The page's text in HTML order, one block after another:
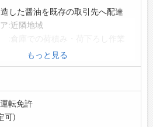
した醤油を既存の取引先へ配達
:近隣地域
送の為未経験でも安心
に下記作業あり
にかかるお仕事です。
作業(ボトル詰、びん詰、ラベル貼
もっと見る
転免許
可)